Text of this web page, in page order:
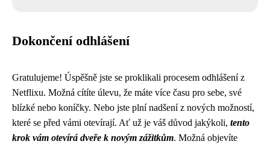
Dokončení odhlášení
Gratulujeme! Úspěšně jste se proklikali procesem odhlášení z
Netflixu. Možná cítíte úlevu, že máte více času pro sebe, své
blízké nebo koníčky. Nebo jste plní nadšení z nových možností,
které se před vámi otevírají. Ať už je váš důvod jakýkoli, tento
krok vám otevírá dveře k novým zážitkům. Možná objevíte